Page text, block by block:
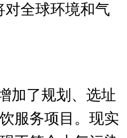
全球环境和气
加了规划、选址
服务项目。现实